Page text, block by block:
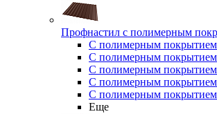
Профнастил с полимерным
С полимерным
С полимерным покрытием
С полимерным покрытием
С полимерным
С полимерным
Еще